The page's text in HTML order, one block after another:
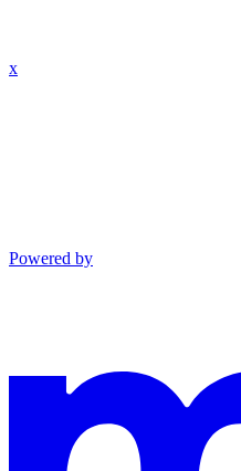
x
Powered by